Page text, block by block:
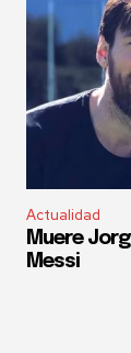
Actualidad
Muere
Messi